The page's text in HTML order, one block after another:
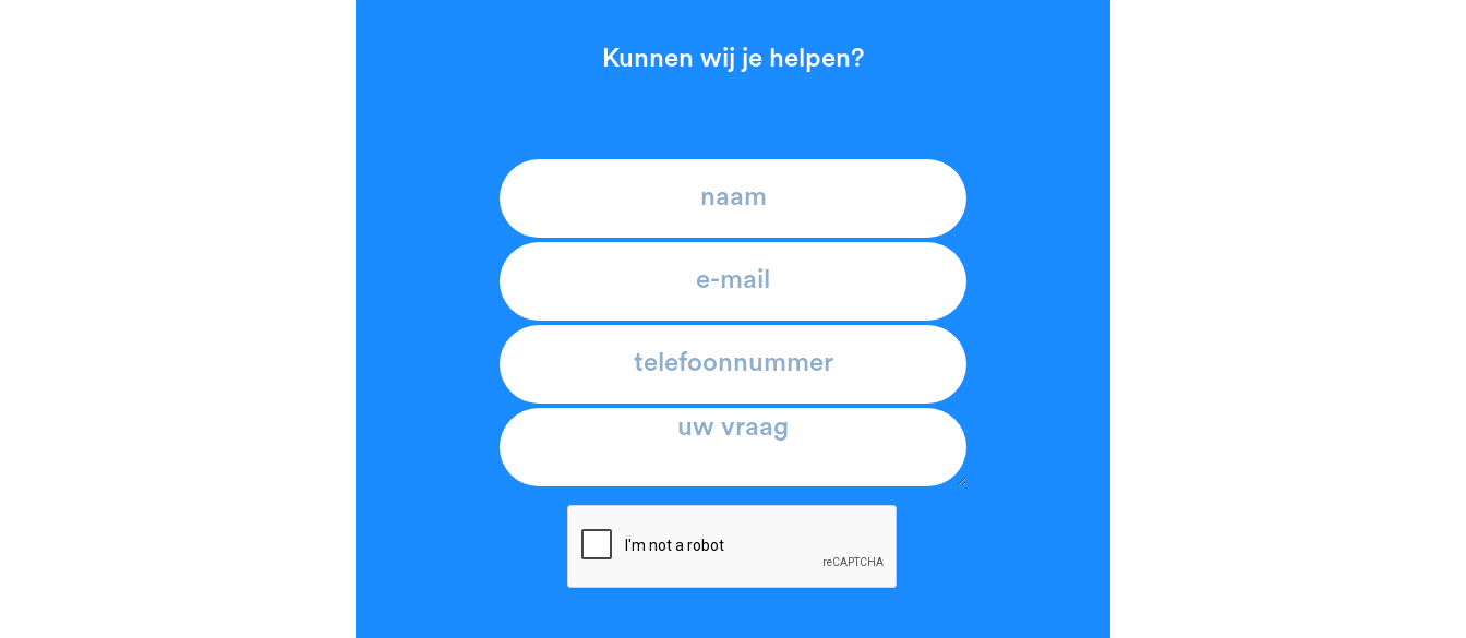
Kunnen wij je helpen?